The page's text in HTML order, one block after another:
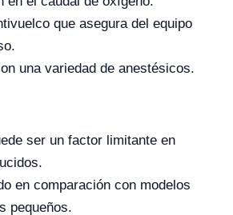
que asegura del equipo
una variedad de anestésicos.
ser un factor limitante en
en comparación con modelos
pequeños.